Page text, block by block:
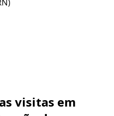
e oficinas
nos ventiladores
evitando
a
instalação de
e
visitas em